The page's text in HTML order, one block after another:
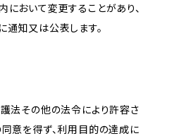
おいて変更することがあり、
知又は公表します。
法その他の法令により許容さ
意を得ず、利用目的の達成に